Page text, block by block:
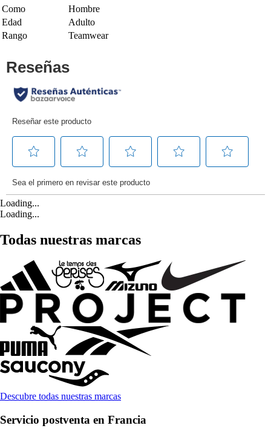
Como
Hombre
Edad
Adulto
Rango
Teamwear
Loading...
Loading...
Todas nuestras marcas
Descubre todas nuestras marcas
Servicio postventa en Francia